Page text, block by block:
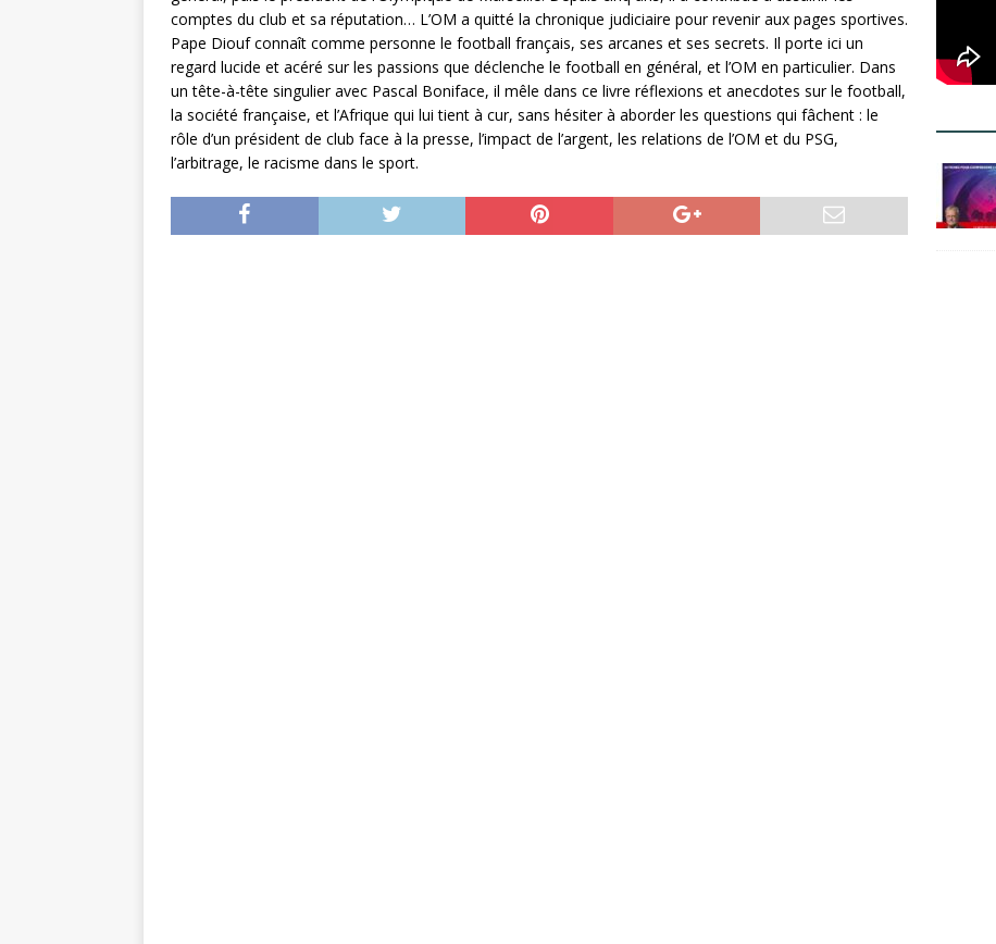
comptes du club et sa réputation… L’OM a quitté la chronique judiciaire pour revenir aux pages sportives.
Pape Diouf connaît comme personne le football français, ses arcanes et ses secrets. Il porte ici un
regard lucide et acéré sur les passions que déclenche le football en général, et l’OM en particulier. Dans
un tête-à-tête singulier avec Pascal Boniface, il mêle dans ce livre réflexions et anecdotes sur le football,
la société française, et l’Afrique qui lui tient à cur, sans hésiter à aborder les questions qui fâchent : le
rôle d’un président de club face à la presse, l’impact de l’argent, les relations de l’OM et du PSG,
l’arbitrage, le racisme dans le sport.